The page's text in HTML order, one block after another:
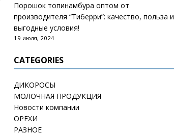
Порошок топинамбура оптом от
производителя “Тиберри”: качество, польза и
выгодные условия!
19 июля, 2024
CATEGORIES
ДИКОРОСЫ
МОЛОЧНАЯ ПРОДУКЦИЯ
Новости компании
ОРЕХИ
РАЗНОЕ